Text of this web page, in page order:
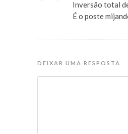
Inversão total
É o poste
DEIXAR UMA RESPOSTA